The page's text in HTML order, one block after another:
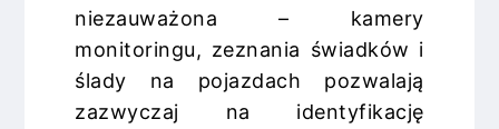
niezauważona – kamery
monitoringu, zeznania świadków i
ślady na pojazdach pozwalają
zazwyczaj na identyfikację